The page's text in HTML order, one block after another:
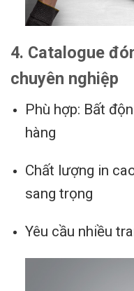
4. Catalogue
chuyên nghiệp
Phù hợp: Bất
hàng
Chất lượng in
sang trọng
Yêu cầu nhiều